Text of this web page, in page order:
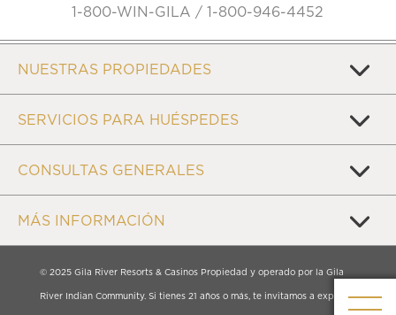
1-800-WIN-GILA / 1-800-946-4452
NUESTRAS PROPIEDADES
SERVICIOS PARA HUÉSPEDES
CONSULTAS GENERALES
MÁS INFORMACIÓN
© 2025 Gila River Resorts & Casinos Propiedad y operado por la Gila
River Indian Community. Si tienes 21 años o más, te invitamos a explorar